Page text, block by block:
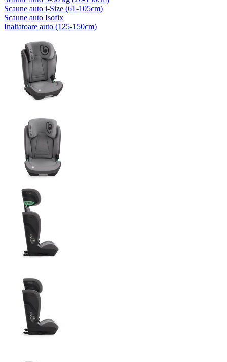
Scaune auto i-Size (61-105cm)
Scaune auto Isofix
Inaltatoare auto (125-150cm)